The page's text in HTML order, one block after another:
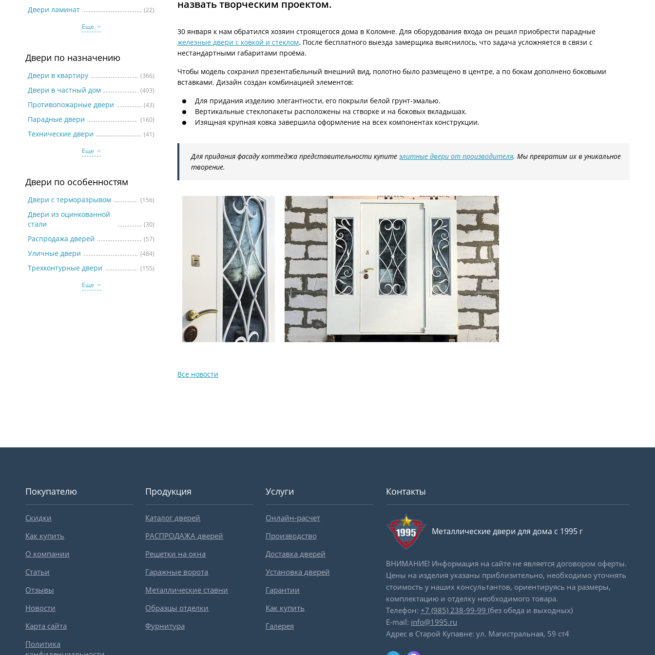
Двери с винилискожей
Двери ламинат
(22)
Еще
Двери по назначению
Двери в квартиру (366)
Двери в частный дом (493)
Противопожарные двери (43)
Парадные двери (160)
Технические двери
(41)
Еще
Двери по особенностям
Двери с терморазрывом (156)
Двери из оцинкованной
стали
(30)
Распродажа дверей (57)
Уличные двери (484)
Трехконтурные двери
(155)
Еще
назвать творческим проектом.
30 января к нам обратился хозяин строящегося дома в Коломне. Для оборудования входа он решил приобрести парадные
железные двери с ковкой и стеклом. После бесплатного выезда замерщика выяснилось, что задача усложняется в связи с
нестандартными габаритами проёма.
Чтобы модель сохранил презентабельный внешний вид, полотно было размещено в центре, а по бокам дополнено боковыми
вставками. Дизайн создан комбинацией элементов:
Для придания изделию элегантности, его покрыли белой грунт-эмалью.
Вертикальные стеклопакеты расположены на створке и на боковых вкладышах.
Изящная крупная ковка завершила оформление на всех компонентах конструкции.
Для придания фасаду коттеджа представительности купите элитные двери от производителя. Мы превратим их в уникальное
творение.
Все новости
Покупателю
Скидки
Как купить
О компании
Статьи
Отзывы
Новости
Карта сайта
Политика
Продукция
Каталог дверей
РАСПРОДАЖА дверей
Решетки на окна
Гаражные ворота
Металлические ставни
Образцы отделки
Фурнитура
Услуги
Онлайн-расчет
Производство
Доставка дверей
Установка дверей
Гарантии
Как купить
Галерея
Контакты
Металлические двери для дома с 1995 г
ВНИМАНИЕ! Информация на сайте не является договором оферты.
Цены на изделия указаны приблизительно, необходимо уточнять
стоимость у наших консультантов, ориентируясь на размеры,
комплектацию и отделку необходимого товара.
Телефон: +7 (985) 238-99-99 (без обеда и выходных)
E-mail: info@1995.ru
Адрес в Старой Купавне: ул. Магистральная, 59 ст4